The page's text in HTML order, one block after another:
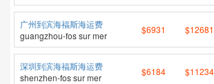
广州到滨海福斯海运费
guangzhou-fos sur mer
$6931 $12681
深圳到滨海福斯海运费
shenzhen-fos sur mer
$6184 $11234